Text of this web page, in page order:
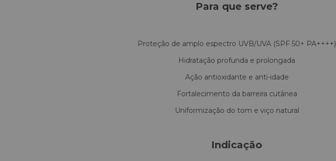
Para que serve?
Proteção de amplo espectro UVB/UVA (SPF 50+ PA++++)
Hidratação profunda e prolongada
Ação antioxidante e anti-idade
Fortalecimento da barreira cutânea
Uniformização do tom e viço natural
Indicação